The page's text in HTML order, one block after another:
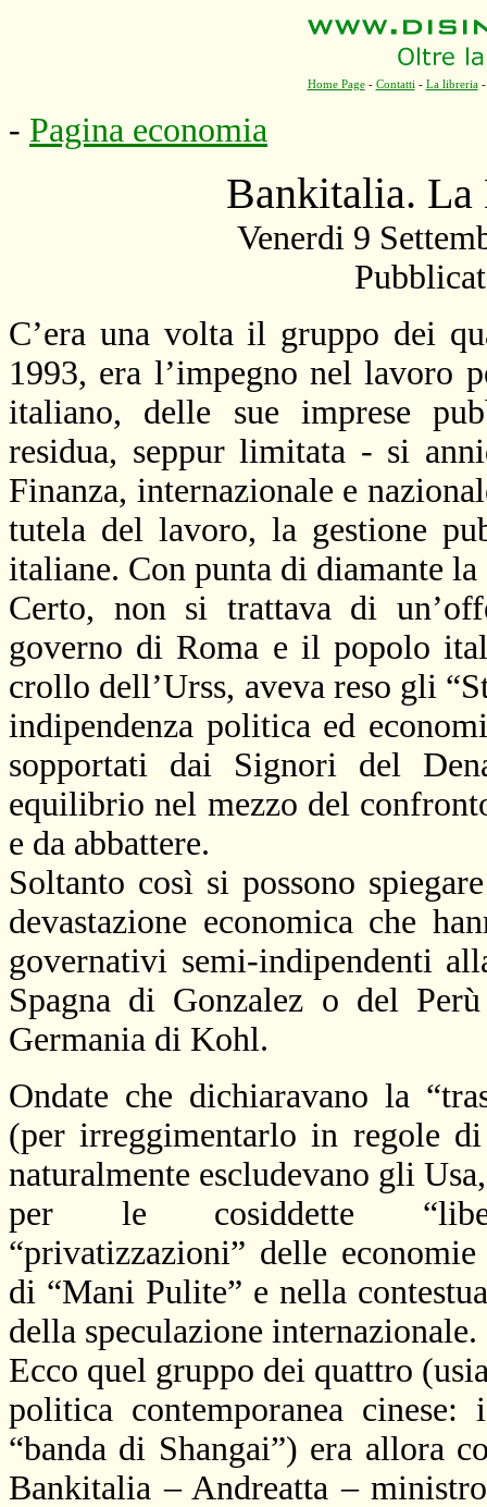
Home Page- Contatti - La libreria
- Pagina economia
Bankitalia. La
Venerdi 9
C’era una volta il gruppo dei
1993, era l’impegno nel
italiano, delle sue imprese
residua, seppur limitata - si
Finanza, internazionale e
tutela del lavoro, la gestione
italiane. Con punta di diamante
Certo, non si trattava di
governo di Roma e il popolo
crollo dell’Urss, aveva reso gli
indipendenza politica ed
sopportati dai Signori del
equilibrio nel mezzo del
e da abbattere.
Soltanto così si possono
devastazione economica che
governativi semi-indipendenti
Spagna di Gonzalez o del
Germania di Kohl.
Ondate che dichiaravano la
(per irreggimentarlo in regole
naturalmente escludevano gli
per le cosiddette
“privatizzazioni” delle
di “Mani Pulite” e nella
della speculazione internazionale.
Ecco quel gruppo dei quattro
politica contemporanea
“banda di Shangai”) era allora
Bankitalia – Andreatta –